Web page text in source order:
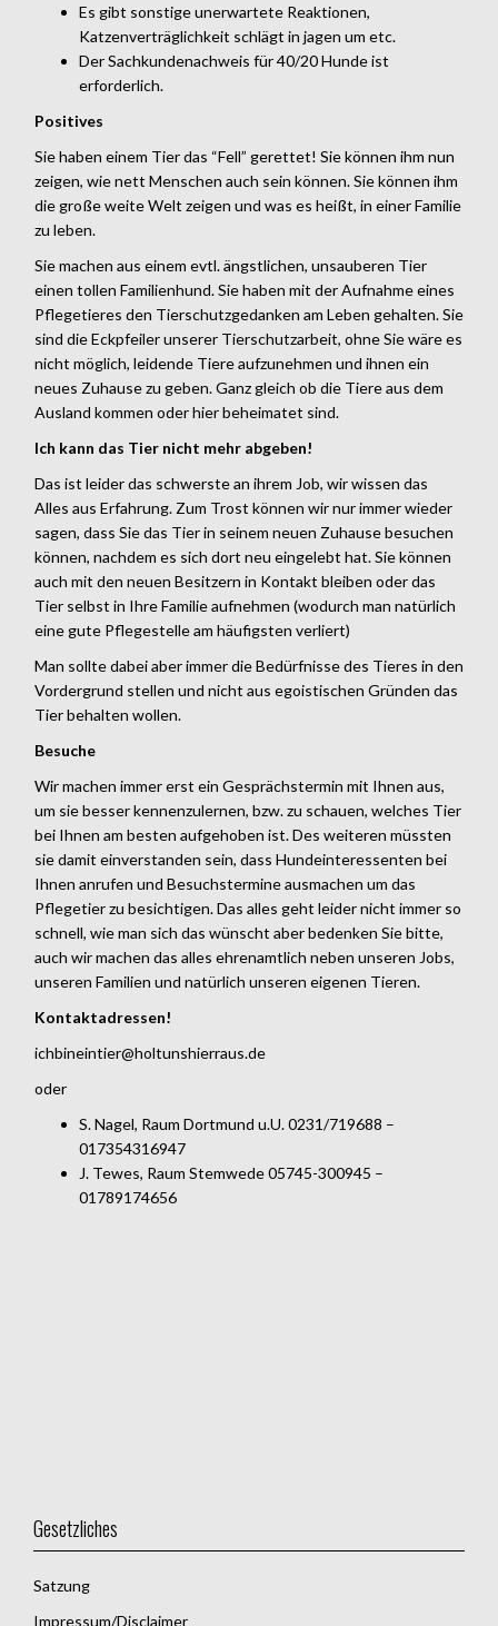
Es gibt sonstige unerwartete Reaktionen,
Katzenverträglichkeit schlägt in jagen um etc.
Der Sachkundenachweis für 40/20 Hunde ist
erforderlich.
Positives
Sie haben einem Tier das “Fell” gerettet! Sie können ihm nun
zeigen, wie nett Menschen auch sein können. Sie können ihm
die große weite Welt zeigen und was es heißt, in einer Familie
zu leben.
Sie machen aus einem evtl. ängstlichen, unsauberen Tier
einen tollen Familienhund. Sie haben mit der Aufnahme eines
Pflegetieres den Tierschutzgedanken am Leben gehalten. Sie
sind die Eckpfeiler unserer Tierschutzarbeit, ohne Sie wäre es
nicht möglich, leidende Tiere aufzunehmen und ihnen ein
neues Zuhause zu geben. Ganz gleich ob die Tiere aus dem
Ausland kommen oder hier beheimatet sind.
Ich kann das Tier nicht mehr abgeben!
Das ist leider das schwerste an ihrem Job, wir wissen das
Alles aus Erfahrung. Zum Trost können wir nur immer wieder
sagen, dass Sie das Tier in seinem neuen Zuhause besuchen
können, nachdem es sich dort neu eingelebt hat. Sie können
auch mit den neuen Besitzern in Kontakt bleiben oder das
Tier selbst in Ihre Familie aufnehmen (wodurch man natürlich
eine gute Pflegestelle am häufigsten verliert)
Man sollte dabei aber immer die Bedürfnisse des Tieres in den
Vordergrund stellen und nicht aus egoistischen Gründen das
Tier behalten wollen.
Besuche
Wir machen immer erst ein Gesprächstermin mit Ihnen aus,
um sie besser kennenzulernen, bzw. zu schauen, welches Tier
bei Ihnen am besten aufgehoben ist. Des weiteren müssten
sie damit einverstanden sein, dass Hundeinteressenten bei
Ihnen anrufen und Besuchstermine ausmachen um das
Pflegetier zu besichtigen. Das alles geht leider nicht immer so
schnell, wie man sich das wünscht aber bedenken Sie bitte,
auch wir machen das alles ehrenamtlich neben unseren Jobs,
unseren Familien und natürlich unseren eigenen Tieren.
Kontaktadressen!
ichbineintier@holtunshierraus.de
oder
S. Nagel, Raum Dortmund u.U. 0231/719688 –
017354316947
J. Tewes, Raum Stemwede 05745-300945 –
01789174656
Gesetzliches
Satzung
Impressum/Disclaimer